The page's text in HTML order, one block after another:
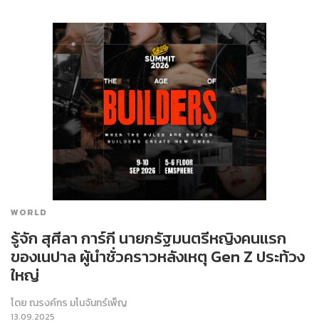
WORLD
รู้จัก สุศีลา การ์กี นายกรัฐมนตรีหญิงคนแรก
ของเนปาล ผู้นำชั่วคราวหลังเหตุ Gen Z ประท้วง
ใหญ่
โดยณรงค์กร มโนจันทร์เพ็ญ
13.09.2025